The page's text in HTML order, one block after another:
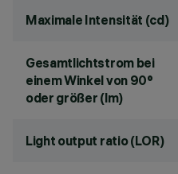
Maximale Intensität (cd)
Gesamtlichtstrom bei
einem Winkel von 90°
oder größer (lm)
Light output ratio (LOR)